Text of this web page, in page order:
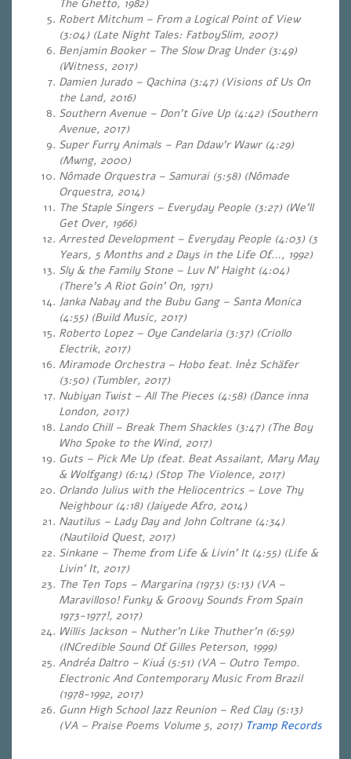
The Ghetto, 1982)
Robert Mitchum – From a Logical Point of View
(3:04) (Late Night Tales: FatboySlim, 2007)
Benjamin Booker – The Slow Drag Under (3:49)
(Witness, 2017)
Damien Jurado – Qachina (3:47) (Visions of Us On
the Land, 2016)
Southern Avenue – Don’t Give Up (4:42) (Southern
Avenue, 2017)
Super Furry Animals – Pan Ddaw’r Wawr (4:29)
(Mwng, 2000)
Nômade Orquestra – Samurai (5:58) (Nômade
Orquestra, 2014)
The Staple Singers – Everyday People (3:27) (We’ll
Get Over, 1966)
Arrested Development – Everyday People (4:03) (3
Years, 5 Months and 2 Days in the Life Of…, 1992)
Sly & the Family Stone – Luv N’ Haight (4:04)
(There’s A Riot Goin’ On, 1971)
Janka Nabay and the Bubu Gang – Santa Monica
(4:55) (Build Music, 2017)
Roberto Lopez – Oye Candelaria (3:37) (Criollo
Electrik, 2017)
Miramode Orchestra – Hobo feat. Inèz Schäfer
(3:50) (Tumbler, 2017)
Nubiyan Twist – All The Pieces (4:58) (Dance inna
London, 2017)
Lando Chill – Break Them Shackles (3:47) (The Boy
Who Spoke to the Wind, 2017)
Guts – Pick Me Up (feat. Beat Assailant, Mary May
& Wolfgang) (6:14) (Stop The Violence, 2017)
Orlando Julius with the Heliocentrics – Love Thy
Neighbour (4:18) (Jaiyede Afro, 2014)
Nautilus – Lady Day and John Coltrane (4:34)
(Nautiloid Quest, 2017)
Sinkane – Theme from Life & Livin’ It (4:55) (Life &
Livin’ It, 2017)
The Ten Tops – Margarina (1973) (5:13) (VA –
Maravilloso! Funky & Groovy Sounds From Spain
1973-1977!, 2017)
Willis Jackson – Nuther’n Like Thuther’n (6:59)
(INCredible Sound Of Gilles Peterson, 1999)
Andréa Daltro – Kiuá (5:51) (VA – Outro Tempo.
Electronic And Contemporary Music From Brazil
(1978-1992, 2017)
Gunn High School Jazz Reunion – Red Clay (5:13)
(VA – Praise Poems Volume 5, 2017) Tramp Records